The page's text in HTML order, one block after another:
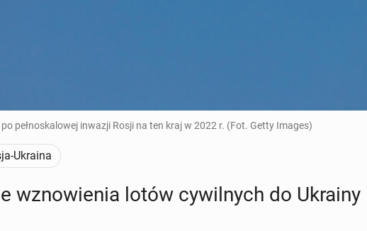
pełnoskalowej inwazji Rosji na ten kraj w 2022 r. (Fot. Getty Images)
Ukraina
wzno­wie­nia lotów cy­wil­nych do Ukrainy